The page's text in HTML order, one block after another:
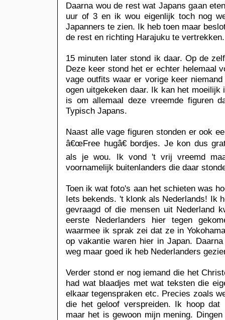
Daarna wou de rest wat Japans gaan
uur of 3 en ik wou eigenlijk toch nog
Japanners te zien. Ik heb toen maar
de rest en richting Harajuku te vertrekken.
15 minuten later stond ik daar. Op de
Deze keer stond het er echter helemaal
vage outfits waar er vorige keer
ogen uitgekeken daar. Ik kan het moeilijk
is om allemaal deze vreemde figuren
Typisch Japans.
Naast alle vage figuren stonden er ook
â€œFree hugâ€ bordjes. Je kon dus
als je wou. Ik vond 't vrij vreemd
voornamelijk buitenlanders die daar
Toen ik wat foto's aan het schieten was
Iets bekends. 't klonk als Nederlands! Ik
gevraagd of die mensen uit Nederland
eerste Nederlanders hier tegen
waarmee ik sprak zei dat ze in
op vakantie waren hier in Japan.
weg maar goed ik heb Nederlanders
Verder stond er nog iemand die het
had wat blaadjes met wat teksten die
elkaar tegenspraken etc. Precies zoals
die het geloof verspreiden. Ik hoop dat
maar het is gewoon mijn mening.